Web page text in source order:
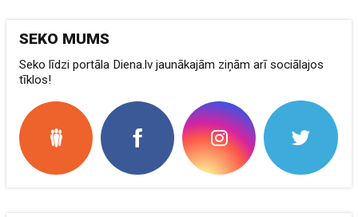
SEKO MUMS
Seko līdzi portāla Diena.lv jaunākajām ziņām arī sociālajos
tīklos!